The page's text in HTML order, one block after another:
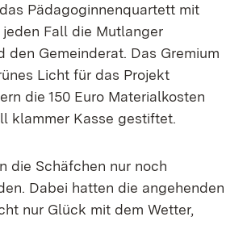
Pädagoginnenquartett mit
Fall die Mutlanger
den Gemeinderat. Das Gremium
Licht für das Projekt
die 150 Euro Materialkosten
klammer Kasse gestiftet.
die Schäfchen nur noch
Dabei hatten die angehenden
nur Glück mit dem Wetter,